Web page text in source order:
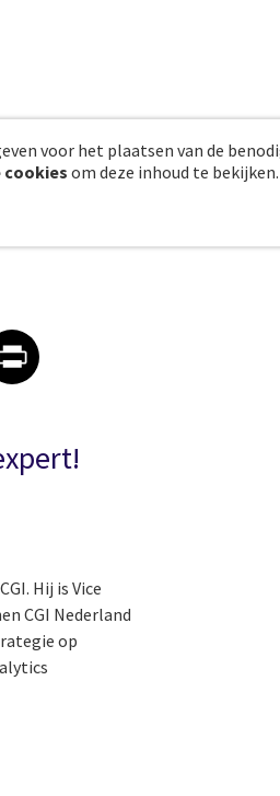
voor het plaatsen van de
cookies om deze inhoud te bekijken.
on Facebook
on Email
article on Print
Hij is Vice
CGI Nederland
op